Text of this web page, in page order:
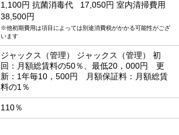
1,100円 抗菌消毒代 17,050円 室内清掃費用
38,500円
※他初期費用は項目によっては別途消費税がかかる可能性がござ
います
ジャックス（管理） ジャックス（管理） 初
回：月額総賃料の50％、最低20，000円 更
新：1年毎10，500円 月額保証料：月額総賃
料の1％
110％